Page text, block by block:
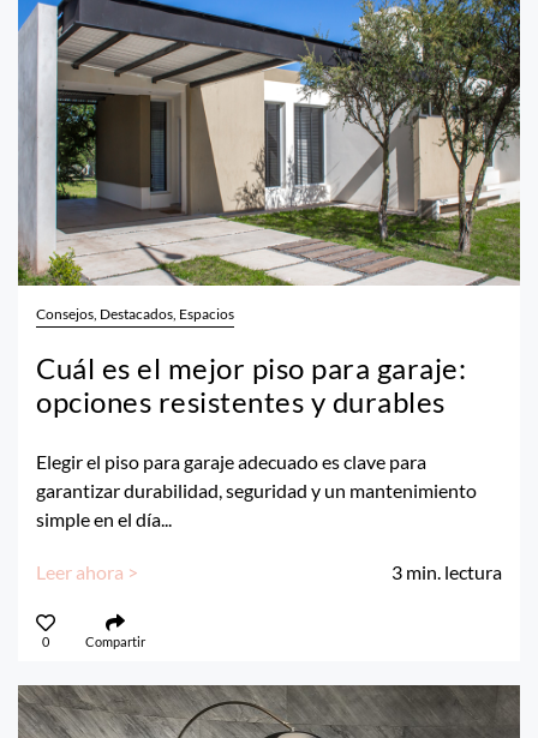
Consejos, Destacados, Espacios
Cuál es el mejor piso para garaje:
opciones resistentes y durables
Elegir el piso para garaje adecuado es clave para
garantizar durabilidad, seguridad y un mantenimiento
simple en el día...
Leer ahora > 3 min. lectura
0 Compartir